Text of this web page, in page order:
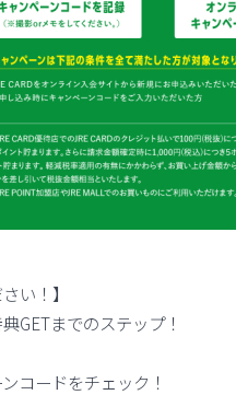
い！】
GETまでのステップ！
コードをチェック！